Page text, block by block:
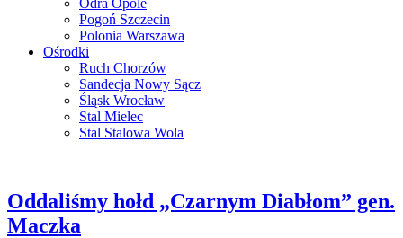
Pogoń Szczecin
Polonia Warszawa
Ośrodki
Ruch Chorzów
Sandecja Nowy Sącz
Śląsk Wrocław
Stal Mielec
Stal Stalowa Wola
Oddaliśmy hołd „Czarnym Diabłom” gen.
Maczka